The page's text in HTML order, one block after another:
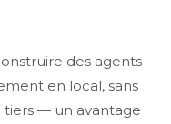
des agents
en local, sans
tiers — un avantage